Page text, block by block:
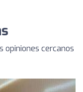
opiniones cercanos